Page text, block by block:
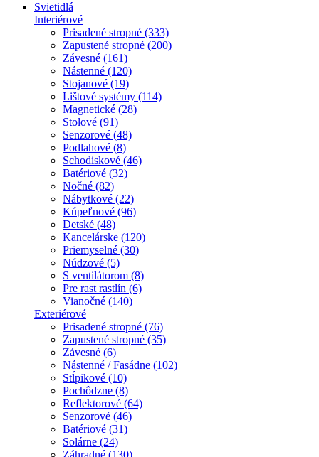
Svietidlá
Interiérové
Prisadené stropné (333)
Zapustené stropné (200)
Závesné (161)
Nástenné (120)
Stojanové (19)
Lištové systémy (114)
Magnetické (28)
Stolové (91)
Senzorové (48)
Podlahové (8)
Schodiskové (46)
Batériové (32)
Nočné (82)
Nábytkové (22)
Kúpeľnové (96)
Detské (48)
Kancelárske (120)
Priemyselné (30)
Núdzové (5)
S ventilátorom (8)
Pre rast rastlín (6)
Vianočné (140)
Exteriérové
Prisadené stropné (76)
Zapustené stropné (35)
Závesné (6)
Nástenné / Fasádne (102)
Stĺpikové (10)
Pochôdzne (8)
Reflektorové (64)
Senzorové (46)
Batériové (31)
Solárne (24)
Záhradné (130)